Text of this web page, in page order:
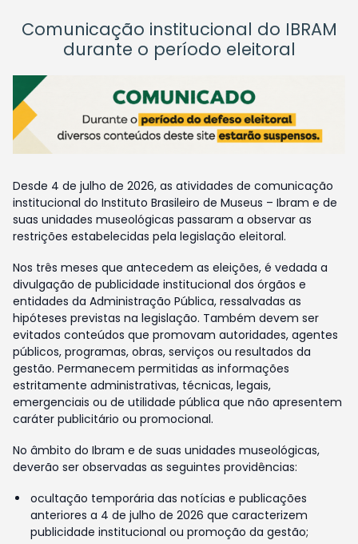
Comunicação institucional do IBRAM
durante o período eleitoral
Desde 4 de julho de 2026, as atividades de comunicação
institucional do Instituto Brasileiro de Museus – Ibram e de
suas unidades museológicas passaram a observar as
restrições estabelecidas pela legislação eleitoral.
Nos três meses que antecedem as eleições, é vedada a
divulgação de publicidade institucional dos órgãos e
entidades da Administração Pública, ressalvadas as
hipóteses previstas na legislação. Também devem ser
evitados conteúdos que promovam autoridades, agentes
públicos, programas, obras, serviços ou resultados da
gestão. Permanecem permitidas as informações
estritamente administrativas, técnicas, legais,
emergenciais ou de utilidade pública que não apresentem
caráter publicitário ou promocional.
No âmbito do Ibram e de suas unidades museológicas,
deverão ser observadas as seguintes providências:
ocultação temporária das notícias e publicações
anteriores a 4 de julho de 2026 que caracterizem
publicidade institucional ou promoção da gestão;